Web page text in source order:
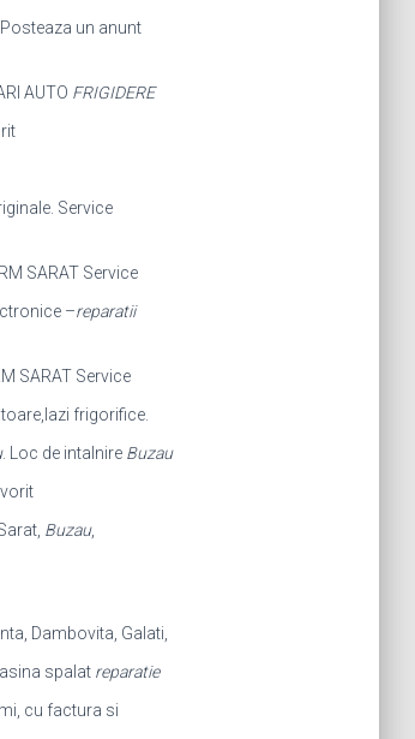
un anunt
AUTO FRIGIDERE
Service
SARAT Service
–reparatii
SARAT Service
frigorifice.
. Loc de intalnire Buzau
Buzau,
Dambovita, Galati,
spalat reparatie
cu factura si